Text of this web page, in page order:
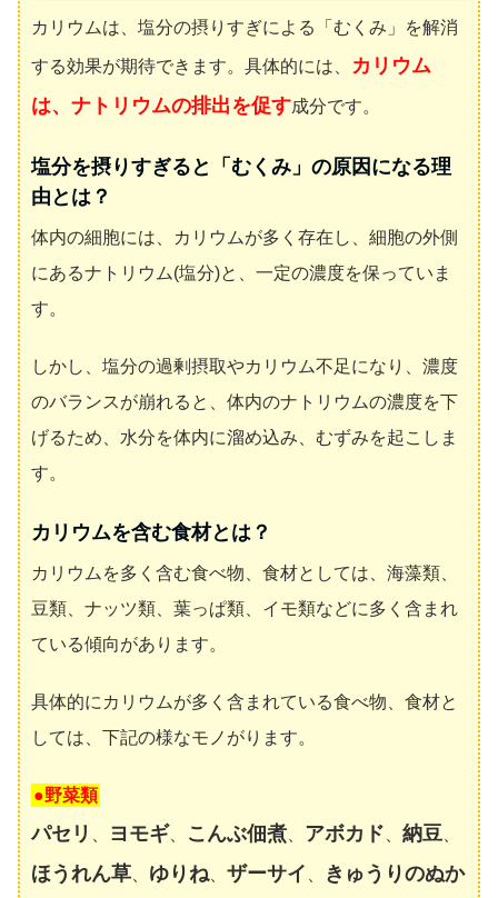
カリウムは、塩分の摂りすぎによる「むくみ」を解消
する効果が期待できます。具体的には、
カリウム
は、ナトリウムの排出を促す成分です。
塩分を摂りすぎると「むくみ」の原因になる理
由とは？
体内の細胞には、カリウムが多く存在し、細胞の外側
にあるナトリウム(塩分)と、一定の濃度を保っていま
す。
しかし、塩分の過剰摂取やカリウム不足になり、濃度
のバランスが崩れると、体内のナトリウムの濃度を下
げるため、水分を体内に溜め込み、むずみを起こしま
す。
カリウムを含む食材とは？
カリウムを多く含む食べ物、食材としては、海藻類、
豆類、ナッツ類、葉っぱ類、イモ類などに多く含まれ
ている傾向があります。
具体的にカリウムが多く含まれている食べ物、食材と
しては、下記の様なモノがります。
●野菜類
パセリ ヨモギ こんぶ佃煮 アボカド 納豆
ほうれん草 ゆりね ザーサイ
きゅうりのぬか